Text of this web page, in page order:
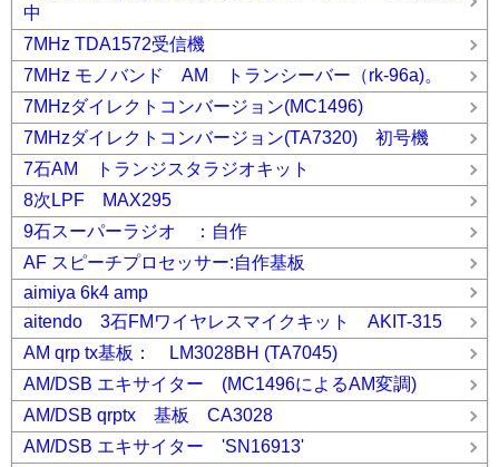
中
7MHz TDA1572受信機
7MHz モノバンド AM トランシーバー（rk-96a)。
7MHzダイレクトコンバージョン(MC1496)
7MHzダイレクトコンバージョン(TA7320) 初号機
7石AM トランジスタラジオキット
8次LPF MAX295
9石スーパーラジオ ：自作
AF スピーチプロセッサー:自作基板
aimiya 6k4 amp
aitendo 3石FMワイヤレスマイクキット AKIT-315
AM qrp tx基板： LM3028BH (TA7045)
AM/DSB エキサイター (MC1496によるAM変調)
AM/DSB qrptx 基板 CA3028
AM/DSB エキサイター 'SN16913'